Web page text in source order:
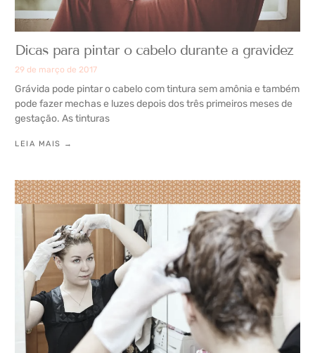
Dicas para pintar o cabelo durante a gravidez
29 de março de 2017
Grávida pode pintar o cabelo com tintura sem amônia e também
pode fazer mechas e luzes depois dos três primeiros meses de
gestação. As tinturas
LEIA MAIS →